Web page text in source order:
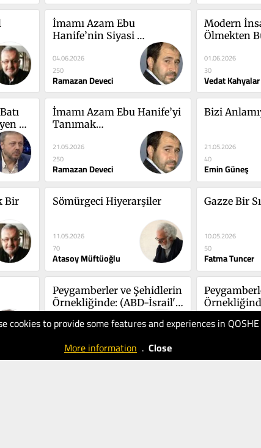
cookies to provide some features and experiences in QOSHE
More information . Close
İmamı Azam Ebu
Hanife’nin Siyasi
04.06.2026
250
Ramazan Deveci
Modern
Ölmekten
01.06.2026
30
Vedat Kahyalar
İmamı Azam Ebu Hanife’yi
Tanımak…
21.05.2026
250
Ramazan Deveci
Bizi
21.05.2026
40
Emin Güneş
Bir
Sömürgeci Hiyerarşiler
11.05.2026
70
Atasoy Müftüoğlu
Gazze Bir
10.05.2026
50
Fatma Tuncer
Peygamberler ve Şehidlerin
Örnekliğinde: (ABD-İsrail'e)
Direnmenin Ruhu
05.05.2026
Ozan Soyer
05.05.2026